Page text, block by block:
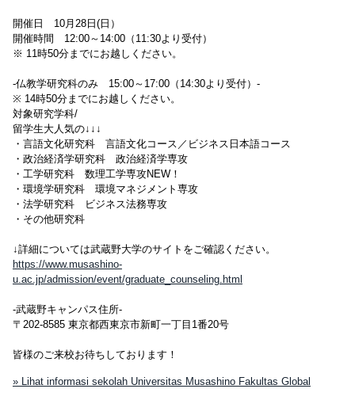
開催日 10月28日(日）
開催時間 12:00～14:00（11:30より受付）
※ 11時50分までにお越しください。
-仏教学研究科のみ 15:00～17:00（14:30より受付）-
※ 14時50分までにお越しください。
対象研究学科/
留学生大人気の↓↓↓
・言語文化研究科 言語文化コース／ビジネス日本語コース
・政治経済学研究科 政治経済学専攻
・工学研究科 数理工学専攻NEW！
・環境学研究科 環境マネジメント専攻
・法学研究科 ビジネス法務専攻
・その他研究科
↓詳細については武蔵野大学のサイトをご確認ください。
https://www.musashino-
u.ac.jp/admission/event/graduate_counseling.html
-武蔵野キャンパス住所-
〒202-8585 東京都西東京市新町一丁目1番20号
皆様のご来校お待ちしております！
» Lihat informasi sekolah Universitas Musashino Fakultas Global